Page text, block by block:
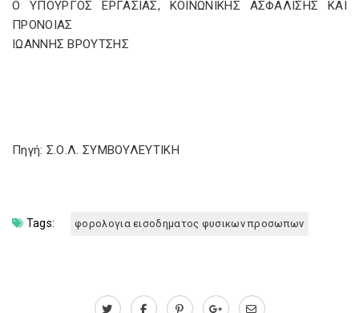
Ο ΥΠΟΥΡΓΟΣ ΕΡΓΑΣΙΑΣ, ΚΟΙΝΩΝΙΚΗΣ ΑΣΦΑΛΙΣΗΣ ΚΑΙ
ΠΡΟΝΟΙΑΣ
ΙΩΑΝΝΗΣ ΒΡΟΥΤΣΗΣ
Πηγή: Σ.Ο.Λ. ΣΥΜΒΟΥΛΕΥΤΙΚΗ
Tags: φορολογια εισοδηματος φυσικων προσωπων